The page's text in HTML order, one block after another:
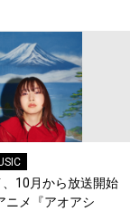
、10月から放送開始
ニメ『アオアシ